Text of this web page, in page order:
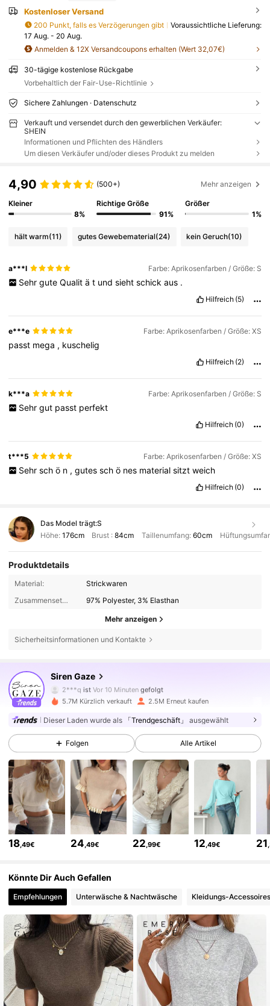
Kostenloser Versand
200 Punkt, falls es Verzögerungen gibt
Voraussichtliche Lieferung:
17 Aug. - 20 Aug.
Anmelden & 12X Versandcoupons erhalten (Wert 32,07€)
30-tägige kostenlose Rückgabe
Vorbehaltlich der Fair-Use-Richtlinie
Sichere Zahlungen · Datenschutz
Verkauft und versendet durch den gewerblichen Verkäufer:
SHEIN
Informationen und Pflichten des Händlers
Um diesen Verkäufer und/oder dieses Produkt zu melden
4,90 (500+) Mehr anzeigen
Kleiner
8%
Richtige Größe
91%
Größer
1%
hält warm(11) gutes Gewebematerial(24) kein Geruch(10)
a***l Farbe: Aprikosenfarben / Größe: S
Sehr gute Qualit ä t und sieht schick aus .
Hilfreich (5)
e***e Farbe: Aprikosenfarben / Größe: XS
passt mega , kuschelig
Hilfreich (2)
k***a Farbe: Aprikosenfarben / Größe: S
Sehr gut passt perfekt
Hilfreich (0)
t***5 Farbe: Aprikosenfarben / Größe: XS
Sehr sch ö n , gutes sch ö nes material sitzt weich
Hilfreich (0)
Das Model trägt:S
Höhe: 176cm Brust :84cm Taillenumfang: 60cm
Produktdetails
Material:
Strickwaren
Zusammensetzung:
97% Polyester, 3% Elasthan
Mehr anzeigen
Sicherheitsinformationen und Kontakte
Siren Gaze
2***q ist Vor 10 Minutengefolgt
4,77 1.2M Follower
4,77 1.2M Follower
1.2M Follower
4,77 1.2M Follower
4,77 1.2M Follower
5.7M Kürzlich verkauft 2.5M Erneut kaufen
Dieser Laden wurde als 「Trendgeschäft」 ausgewählt
Folgen Alle Artikel
18 ,49€ 24 ,49€ 22 ,99€ 12 ,49€ 21
Könnte Dir Auch Gefallen
Empfehlungen Unterwäsche & Nachtwäsche Kleidungs-Accessoires